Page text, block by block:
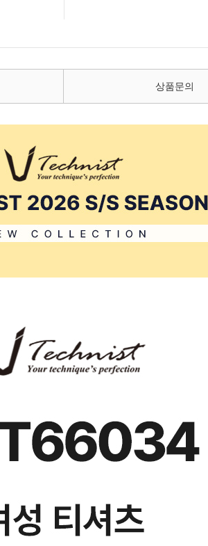
상품문의